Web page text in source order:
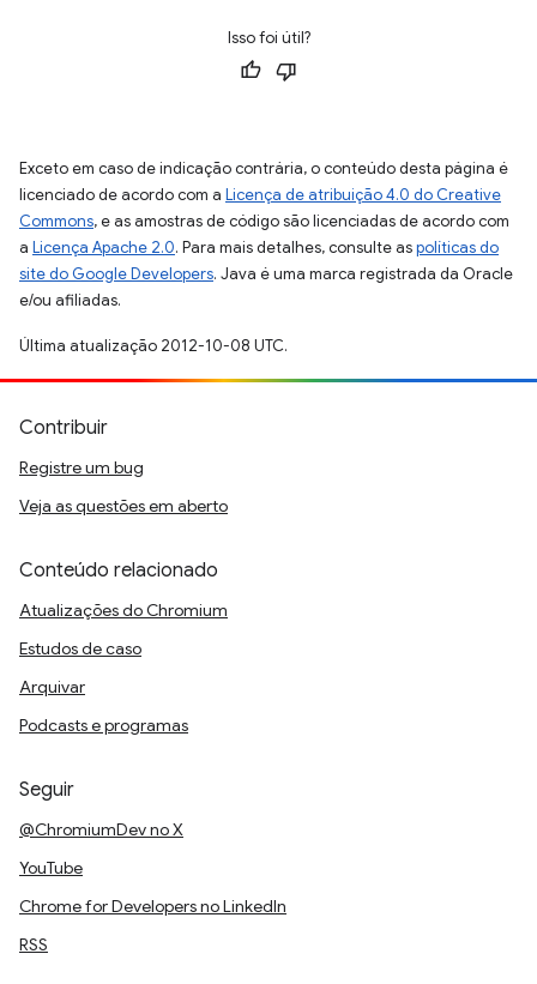
Isso foi útil?
Exceto em caso de indicação contrária, o conteúdo desta página é
licenciado de acordo com a Licença de atribuição 4.0 do Creative
Commons, e as amostras de código são licenciadas de acordo com
a Licença Apache 2.0. Para mais detalhes, consulte aspolíticas do
site do Google Developers. Java é uma marca registrada da Oracle
e/ou afiliadas.
Última atualização 2012-10-08 UTC.
Contribuir
Registre um bug
Veja as questões em aberto
Conteúdo relacionado
Atualizações do Chromium
Estudos de caso
Arquivar
Podcasts e programas
Seguir
@ChromiumDev no X
YouTube
Chrome for Developers no LinkedIn
RSS